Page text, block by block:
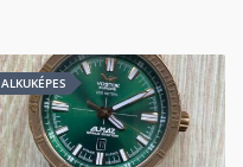
ALKUKÉPES